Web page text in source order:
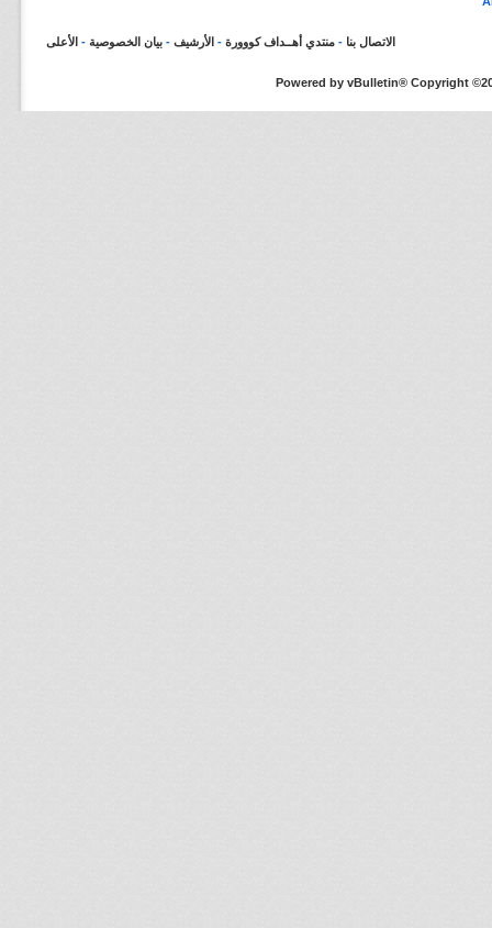
الاتصال بنا - منتدي أهــداف كووورة - الأرشيف - بيان الخصوصية - الأعلى
Powered by vBulletin® Copyright